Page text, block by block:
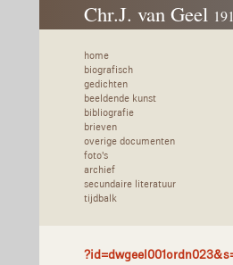
Chr.J. van Geel
home
biografisch
gedichten
beeldende kunst
bibliografie
brieven
overige documenten
foto's
archief
secundaire literatuur
tijdbalk